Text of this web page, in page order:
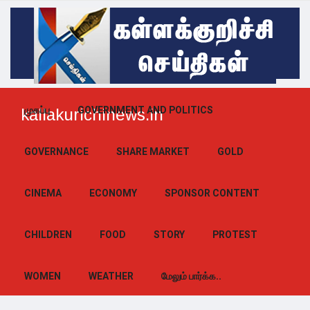
kallakurichinews.in
முகப்பு GOVERNMENT AND POLITICS
GOVERNANCE SHARE MARKET GOLD
CINEMA ECONOMY SPONSOR CONTENT
CHILDREN FOOD STORY PROTEST
WOMEN WEATHER மேலும் பார்க்க..